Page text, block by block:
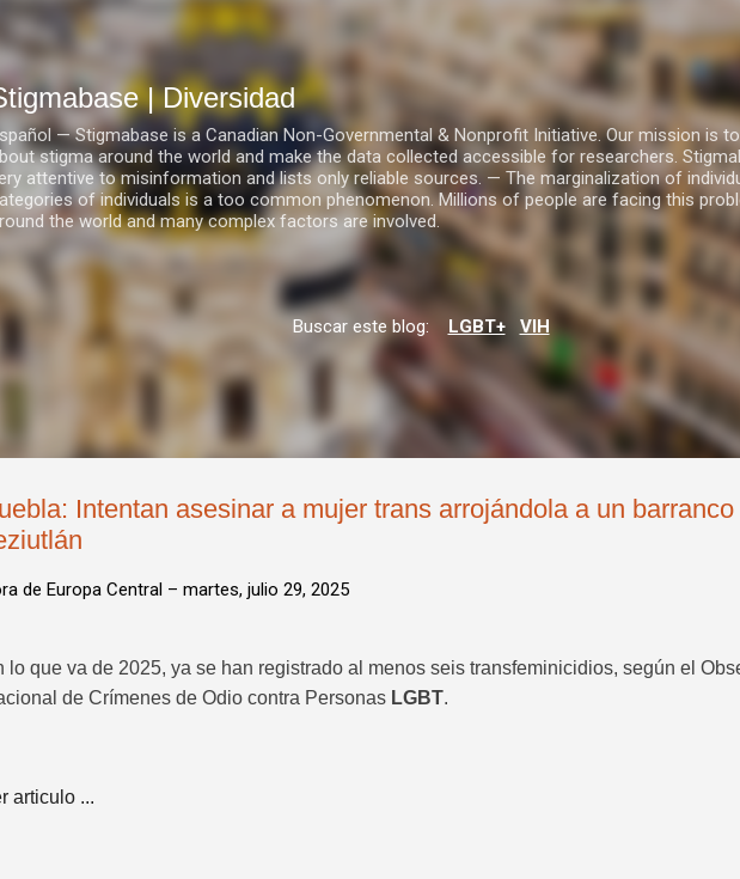
Ir al contenido principal
| Diversidad
— Stigmabase is a Canadian Non-Governmental & Nonprofit Initiative. Our mission is
stigma around the world and make the data collected accessible for researchers.
attentive to misinformation and lists only reliable sources. — The marginalization of
of individuals is a too common phenomenon. Millions of people are facing this
the world and many complex factors are involved.
Buscar este blog: LGBT+ VIH
Intentan asesinar a mujer trans arrojándola a un barranco
de Europa Central – martes, julio 29, 2025
lo que va de 2025, ya se han registrado al menos seis transfeminicidios, según el
de Crímenes de Odio contra Personas LGBT.
articulo ...